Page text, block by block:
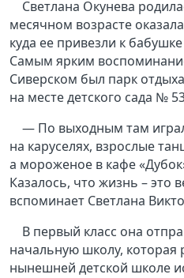
Светлана Окунева
месячном возрасте
куда ее привезли к
Самым ярким
Сиверском был парк
на месте детского сада №
— По выходным там
на каруселях, взрослые
а мороженое в кафе
Казалось, что жизнь – это
вспоминает Светлана
В первый класс она
начальную школу, которая
нынешней детской школе